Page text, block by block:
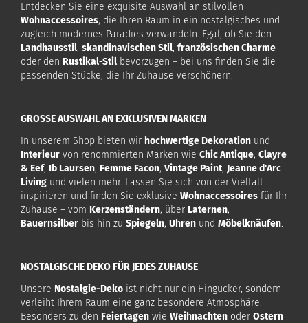
Entdecken Sie eine exquisite Auswahl an stilvollen
Wohnaccessoires, die Ihren Raum in ein nostalgisches und
zugleich modernes Paradies verwandeln. Egal, ob Sie den
Landhausstil, skandinavischen Stil, französischen Charme
oder den Rustikal-Stil bevorzugen – bei uns finden Sie die
passenden Stücke, die Ihr Zuhause verschönern.
GROSSE AUSWAHL AN EXKLUSIVEN MARKEN
In unserem Shop bieten wir hochwertige Dekoration und
Interieur von renommierten Marken wie Chic Antique, Clayre
& Eef, Ib Laursen, Femme Facon, Vintage Paint, Jeanne d'Arc
Living und vielen mehr. Lassen Sie sich von der Vielfalt
inspirieren und finden Sie exklusive Wohnaccessoires für Ihr
Zuhause – vom Kerzenständern, über Laternen,
Bauernsilber bis hin zu Spiegeln, Uhren und Möbelknäufen.
NOSTALGISCHE DEKO FÜR JEDES ZUHAUSE
Unsere Nostalgie-Deko ist nicht nur ein Hingucker, sondern
verleiht Ihrem Raum eine ganz besondere Atmosphäre.
Besonders zu den Feiertagen wie Weihnachten oder Ostern